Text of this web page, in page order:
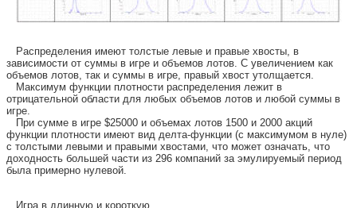
Распределения имеют толстые левые и правые хвосты, в
зависимости от суммы в игре и объемов лотов. С увеличением как
объемов лотов, так и суммы в игре, правый хвост утолщается.
Максимум функции плотности распределения лежит в
отрицательной области для любых объемов лотов и любой суммы в
игре.
При сумме в игре $25000 и объемах лотов 1500 и 2000 акций
функции плотности имеют вид делта-функции (с максимумом в нуле)
с толстыми левыми и правыми хвостами, что может означать, что
доходность большей части из 296 компаний за эмулируемый период
была примерно нулевой.
Игра в длинную и короткую